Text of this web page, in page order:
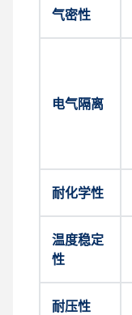
气密性
电气隔离
耐化学性
温度稳定
性
耐压性